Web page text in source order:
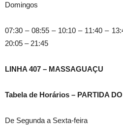
Domingos
07:30 – 08:55 – 10:10 – 11:40 –
20:05 – 21:45
LINHA 407 – MASSAGUAÇU
Tabela de Horários – PARTIDA
De Segunda a Sexta-feira